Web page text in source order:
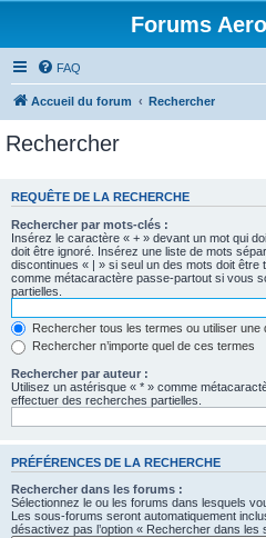
Forums
FAQ
Accueil du forum Rechercher
Rechercher
REQUÊTE DE LA RECHERCHE
Rechercher par mots-clés :
Insérez le caractère « + » devant un mot qui
doit être ignoré. Insérez une liste de mots
discontinues « | » si seul un des mots doit être
comme métacaractère passe-partout si vous
partielles.
Rechercher tous les termes ou utiliser une
Rechercher n’importe quel de ces termes
Rechercher par auteur :
Utilisez un astérisque « * » comme
effectuer des recherches partielles.
PRÉFÉRENCES DE LA RECHERCHE
Rechercher dans les forums :
Sélectionnez le ou les forums dans lesquels
Les sous-forums seront automatiquement
désactivez pas l’option « Rechercher dans